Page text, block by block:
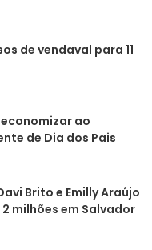
de vendaval para 11
ao
de Dia dos Pais
Brito e Emilly Araújo
milhões em Salvador